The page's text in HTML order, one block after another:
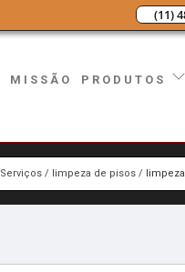
(11)
MISSÃO PRODUTOS
Serviços limpeza de pisos